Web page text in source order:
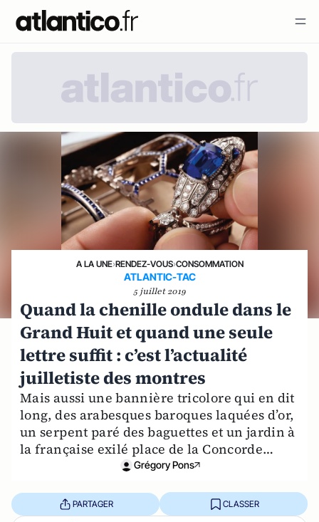
A LA UNE›RENDEZ-VOUS›CONSOMMATION
ATLANTIC-TAC
5 juillet 2019
Quand la chenille ondule dans le
Grand Huit et quand une seule
lettre suffit : c’est l’actualité
juilletiste des montres
Mais aussi une bannière tricolore qui en dit
long, des arabesques baroques laquées d’or,
un serpent paré des baguettes et un jardin à
la française exilé place de la Concorde…
Grégory Pons
PARTAGER CLASSER